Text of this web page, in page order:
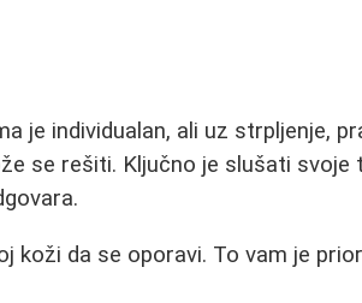
je individualan, ali uz strpljenje,
se rešiti. Ključno je slušati svoje
koži da se oporavi. To vam je